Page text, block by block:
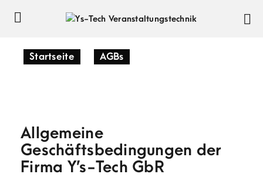
Startseite AGBs
Allgemeine
Geschäftsbedingungen der
Firma Y’s-Tech GbR